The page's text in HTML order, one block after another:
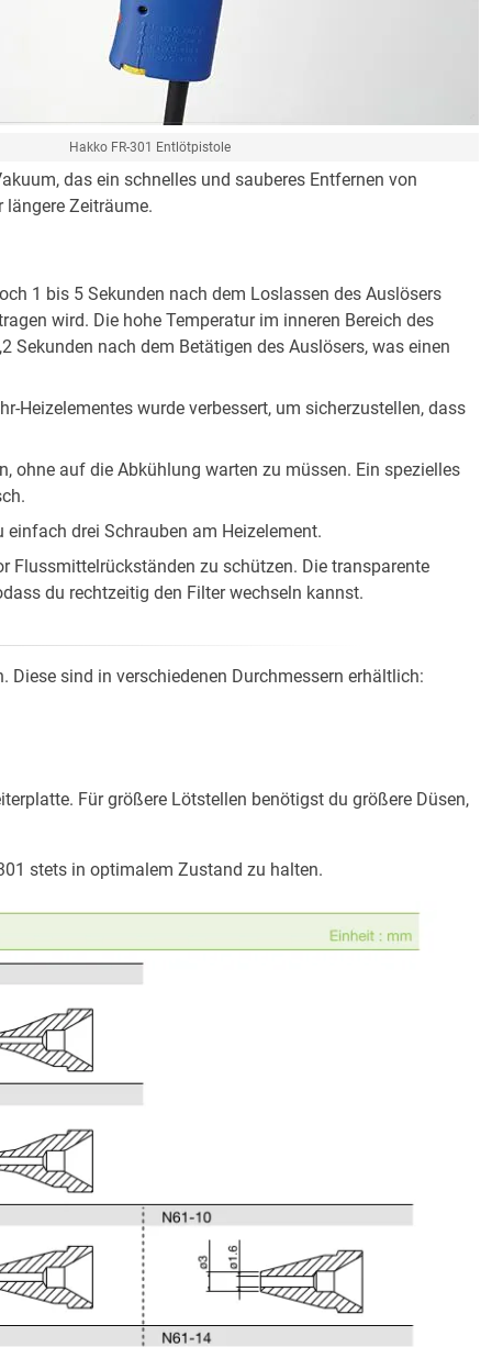
Hakko FR-301 Entlötpistole
das ein schnelles und sauberes Entfernen von
Zeiträume.
1 bis 5 Sekunden nach dem Loslassen des Auslösers
wird. Die hohe Temperatur im inneren Bereich des
Sekunden nach dem Betätigen des Auslösers, was einen
Heizelementes wurde verbessert, um sicherzustellen, dass
auf die Abkühlung warten zu müssen. Ein spezielles
drei Schrauben am Heizelement.
Flussmittelrückständen zu schützen. Die transparente
du rechtzeitig den Filter wechseln kannst.
Diese sind in verschiedenen Durchmessern erhältlich:
Für größere Lötstellen benötigst du größere Düsen,
stets in optimalem Zustand zu halten.